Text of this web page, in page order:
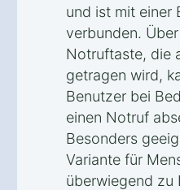
und ist mit einer
verbunden.
Notruftaste, die
getragen wird,
Benutzer bei
einen Notruf
Besonders
Variante für
überwiegend zu